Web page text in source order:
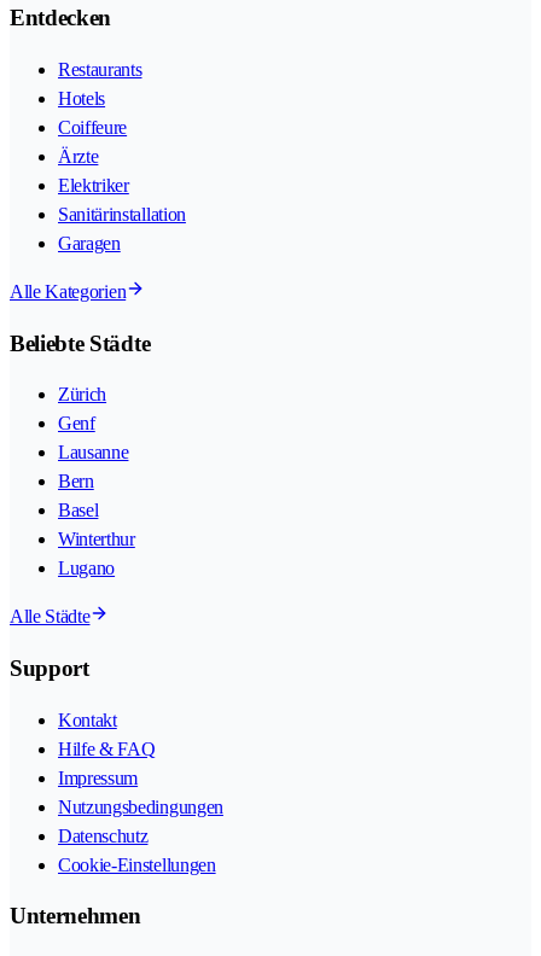
Entdecken
Restaurants
Hotels
Coiffeure
Ärzte
Elektriker
Sanitärinstallation
Garagen
Alle Kategorien
Beliebte Städte
Zürich
Genf
Lausanne
Bern
Basel
Winterthur
Lugano
Alle Städte
Support
Kontakt
Hilfe & FAQ
Impressum
Nutzungsbedingungen
Datenschutz
Cookie-Einstellungen
Unternehmen